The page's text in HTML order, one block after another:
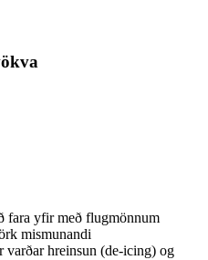
fara yfir með flugmönnum
mismunandi
hreinsun (de-icing) og